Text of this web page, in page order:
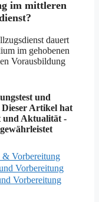
im mittleren
dauert
im gehobenen
Vorausbildung
und
Dieser Artikel hat
und Aktualität -
& Vorbereitung
Vorbereitung
Vorbereitung